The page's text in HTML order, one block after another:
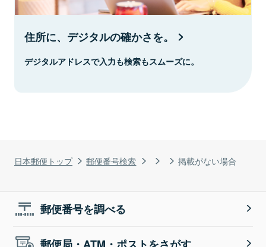
日本郵便トップ 郵便番号検索 掲載がない場合
住所に、デジタルの確かさを。
デジタルアドレスで入力も検索もスムーズに。
郵便番号を調べる
郵便局・ATM・ポストをさがす